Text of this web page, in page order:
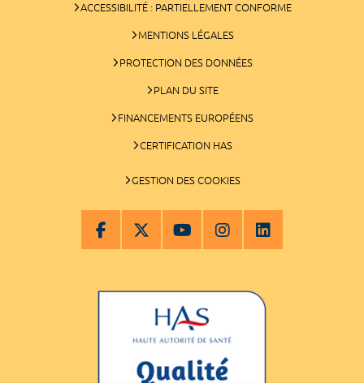
ACCESSIBILITÉ : PARTIELLEMENT CONFORME
MENTIONS LÉGALES
PROTECTION DES DONNÉES
PLAN DU SITE
FINANCEMENTS EUROPÉENS
CERTIFICATION HAS
GESTION DES COOKIES